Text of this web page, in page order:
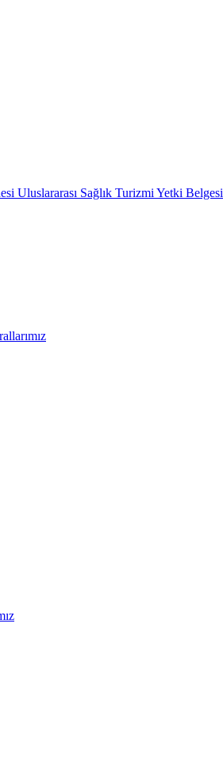
Uluslararası Sağlık Turizmi Yetki Belgesi